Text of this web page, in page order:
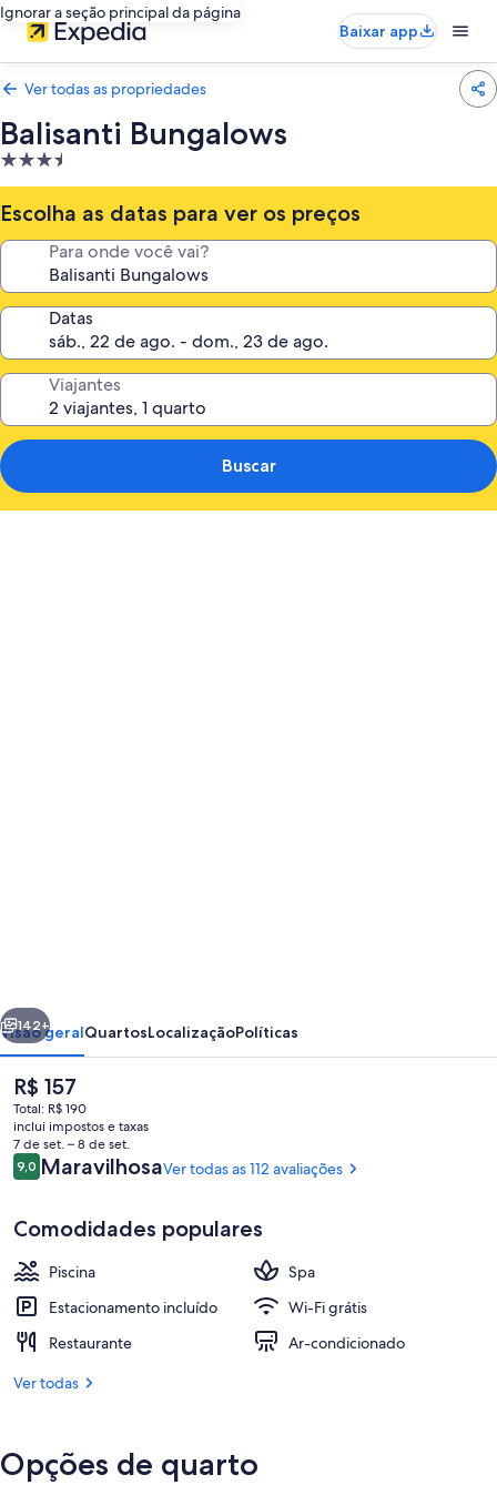
Ignorar a seção principal da página
Baixar app
Ver todas as propriedades
Balisanti Bungalows
Propriedade
3.5
estrelas
Escolha as datas para ver os preços
Para onde você vai?
Datas
Viajantes
Buscar
Vista da propriedade
Próximo
142+
Visão geralQuartosLocalizaçãoPolíticas
O
preço
atual
é
R$ 157
R$ 157
Total: R$ 190
inclui impostos e taxas
7 de set. – 8 de set.
Avaliações
9,09,0 de 10
MaravilhosaVer todas as 112 avaliações
Comodidades populares
Piscina
Spa
Estacionamento incluído
Wi-Fi grátis
Restaurante
Ar-condicionado
Ver todas
Opções de quarto